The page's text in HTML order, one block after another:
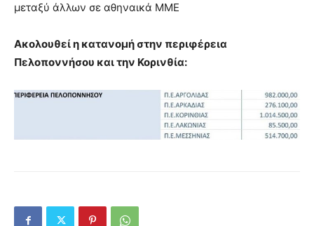
μεταξύ άλλων σε αθηναικά ΜΜΕ
Ακολουθεί η κατανομή στην περιφέρεια
Πελοποννήσου και την Κορινθία: